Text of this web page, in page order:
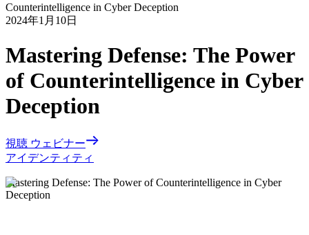
Counterintelligence in Cyber Deception
2024年1月10日
Mastering Defense: The Power
of Counterintelligence in Cyber
Deception
視聴 ウェビナー
アイデンティティ
Mastering Defense: The Power of Counterintelligence in Cyber
Deception